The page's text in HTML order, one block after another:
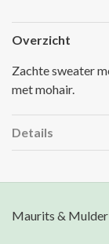
Overzicht
Zachte sweater
met mohair.
Details
Maurits & Mulder